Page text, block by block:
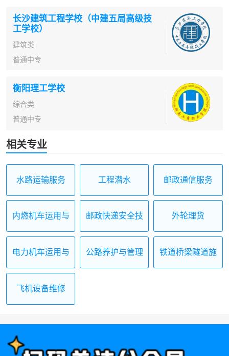
长沙建筑工程学校（中建五局高级技
工学校）
建筑类
普通中专
衡阳理工学校
综合类
普通中专
相关专业
水路运输服务 工程潜水 邮政通信服务
内燃机车运用与
邮政快递安全技
外轮理货
电力机车运用与
公路养护与管理
铁道桥梁隧道施
飞机设备维修